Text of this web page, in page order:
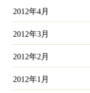
2012年4月
2012年3月
2012年2月
2012年1月